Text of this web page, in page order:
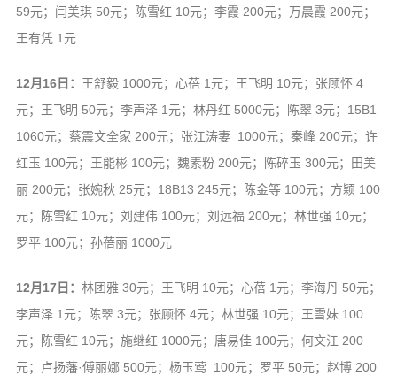
59元；闫美琪 50元；陈雪红 10元；李霞 200元；万晨霞 200元；
王有凭 1元
12月16日： 王舒毅 1000元；心蓓 1元；王飞明 10元；张顾怀 4
元；王飞明 50元；李声泽 1元；林丹红 5000元；陈翠 3元；15B1
1060元；蔡震文全家 200元；张江涛妻 1000元；秦峰 200元；许
红玉 100元；王能彬 100元；魏素粉 200元；陈碎玉 300元；田美
丽 200元；张婉秋 25元；18B13 245元；陈金等 100元；方颖 100
元；陈雪红 10元；刘建伟 100元；刘远福 200元；林世强 10元；
罗平 100元；孙蓓丽 1000元
12月17日： 林团雅 30元；王飞明 10元；心蓓 1元；李海丹 50元；
李声泽 1元；陈翠 3元；张顾怀 4元；林世强 10元；王雪妹 100
元；陈雪红 10元；施继红 1000元；唐易佳 100元；何文江 200
元；卢扬藩·傅丽娜 500元；杨玉莺 100元；罗平 50元；赵博 200